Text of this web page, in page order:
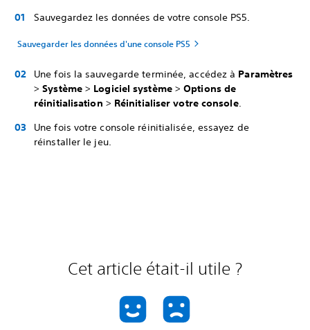
Sauvegardez les données de votre console PS5.
Sauvegarder les données d'une console PS5
Une fois la sauvegarde terminée, accédez à Paramètres
>Système> Logiciel système>Options de
réinitialisation > Réinitialiser votre console.
Une fois votre console réinitialisée, essayez de
réinstaller le jeu.
Cet article était-il utile ?